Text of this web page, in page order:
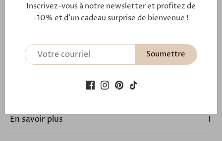
véritable amitié.
Notre fermoir aimanté
En savoir plus
Inscrivez-vous à notre newsletter et profitez de
-10% et d'un cadeau surprise de bienvenue !
Soumettre